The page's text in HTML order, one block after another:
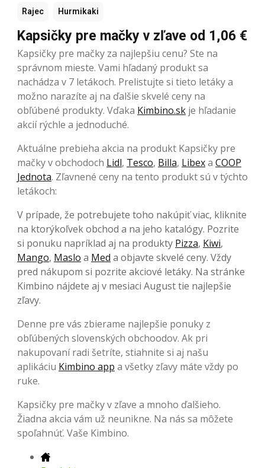
Rajec Hurmikaki
Kapsičky pre mačky v zľave od 1,06 €
Kapsičky pre mačky za najlepšiu cenu? Ste na
správnom mieste. Vami hľadaný produkt sa
nachádza v 7 letákoch. Prelistujte si tieto letáky a
možno narazíte aj na ďalšie skvelé ceny na
obľúbené produkty. Vďaka Kimbino.sk je hľadanie
akcií rýchle a jednoduché.
Aktuálne prebieha akcia na produkt Kapsičky pre
mačky v obchodoch Lidl, Tesco, Billa, Libexa COOP
Jednota. Zľavnené ceny na tento produkt sú v týchto
letákoch:
V prípade, že potrebujete toho nakúpiť viac, kliknite
na ktorýkoľvek obchod a na jeho katalógy. Pozrite
si ponuku napríklad aj na produkty Pizza, Kiwi,
Mango, Maslo a Med a objavte skvelé ceny. Vždy
pred nákupom si pozrite akciové letáky. Na stránke
Kimbino nájdete aj v mesiaci August tie najlepšie
zľavy.
Denne pre vás zbierame najlepšie ponuky z
obľúbených slovenských obchoodov. Ak pri
nakupovaní radi šetríte, stiahnite si aj našu
aplikáciu Kimbino app a všetky zľavy máte vždy po
ruke.
Kapsičky pre mačky v zľave a mnoho ďalšieho.
Žiadna akcia vám už neunikne. Na nás sa môžete
spoľahnúť. Vaše Kimbino.